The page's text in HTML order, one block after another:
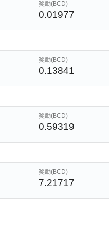
奖励(BCD)
0.01977
奖励(BCD)
0.13841
奖励(BCD)
0.59319
奖励(BCD)
7.21717